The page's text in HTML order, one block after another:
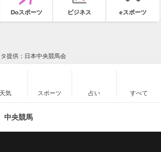
Doスポーツ ビジネス eスポーツ
提供：日本中央競馬会
天気 スポーツ 占い すべて
中央競馬